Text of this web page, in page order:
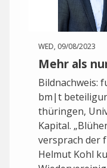
WED, 09/08/2023
Mehr als
Bildnachweis:
bm|t
thüringen,
Kapital.
versprach der
Helmut Kohl